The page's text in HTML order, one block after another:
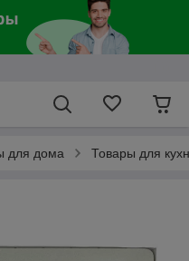
для дома Товары для